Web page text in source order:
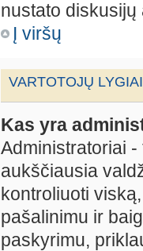
nustato
Į viršų
VARTOTOJŲ
Kas yra
Administratoriai
aukščiausia
kontroliuoti
pašalinimu ir
paskyrimu,